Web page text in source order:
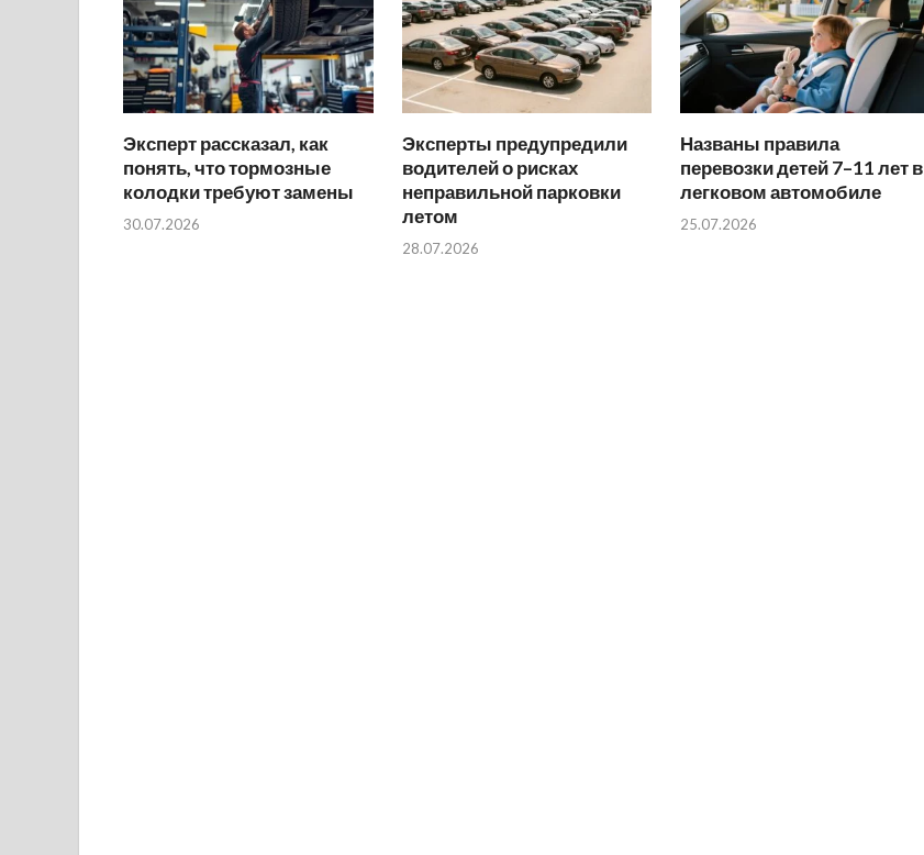
Эксперт рассказал, как
понять, что тормозные
колодки требуют замены
30.07.2026
Эксперты предупредили
водителей о рисках
неправильной парковки
летом
28.07.2026
Названы правила
перевозки детей 7–11 лет в
легковом автомобиле
25.07.2026